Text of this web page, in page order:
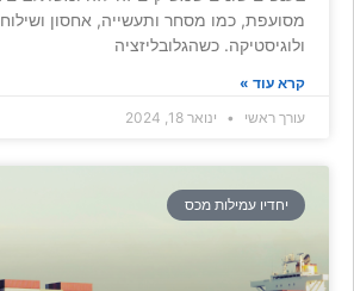
מסועפת, כמו מסחר ותעשייה, אחסון
ולוגיסטיקה. כשהגלובליזציה
קרא עוד »
עורך ראשי
ינואר 18, 2024
יחדיו עמילות מכס